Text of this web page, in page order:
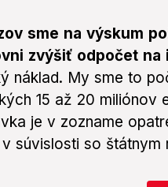
sme na výskum
zvýšiť odpočet na
náklad. My sme to
15 až 20 miliónov
je v zozname
súvislosti so štátnym